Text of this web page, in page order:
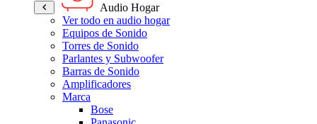
Audio Hogar
Ver todo en audio hogar
Equipos de Sonido
Torres de Sonido
Parlantes y Subwoofer
Barras de Sonido
Amplificadores
Marca
Bose